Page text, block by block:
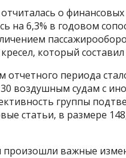
о
на 6,3% в годовом
который составил
периода
воздушным судам с
группы
статьи, в размере
произошли важные